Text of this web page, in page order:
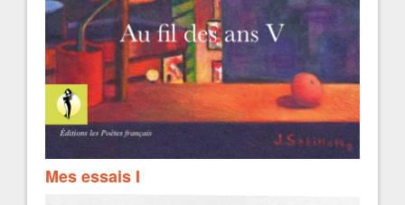
Mes essais I